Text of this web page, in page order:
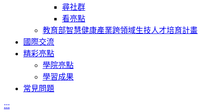
尋社群
看亮點
教育部智慧健康產業跨領域生技人才培育計畫
國際交流
精彩亮點
學院亮點
學習成果
常見問題
:::